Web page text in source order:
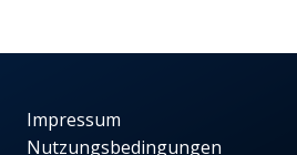
Impressum
Nutzungsbedingungen